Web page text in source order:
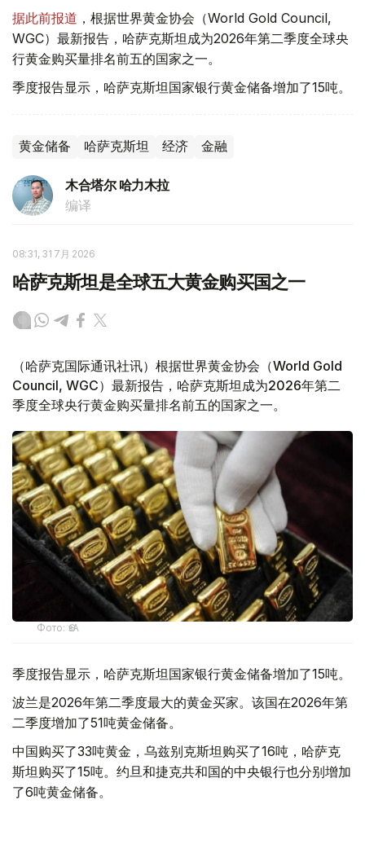
据此前报道 ，根据世界黄金协会（World Gold Council,
WGC）最新报告，哈萨克斯坦成为2026年第二季度全球央
行黄金购买量排名前五的国家之一。
季度报告显示，哈萨克斯坦国家银行黄金储备增加了15吨。
黄金储备 哈萨克斯坦 经济 金融
木合塔尔 哈力木拉
编译
08:31, 31 7月 2026
哈萨克斯坦是全球五大黄金购买国之一
（哈萨克国际通讯社讯）根据世界黄金协会（World Gold
Council, WGC）最新报告，哈萨克斯坦成为2026年第二
季度全球央行黄金购买量排名前五的国家之一。
Фото: ӨзА
季度报告显示，哈萨克斯坦国家银行黄金储备增加了15吨。
波兰是2026年第二季度最大的黄金买家。该国在2026年第
二季度增加了51吨黄金储备。
中国购买了33吨黄金，乌兹别克斯坦购买了16吨，哈萨克
斯坦购买了15吨。约旦和捷克共和国的中央银行也分别增加
了6吨黄金储备。